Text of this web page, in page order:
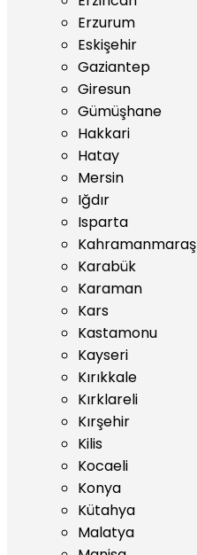
Erzurum
Eskişehir
Gaziantep
Giresun
Gümüşhane
Hakkari
Hatay
Mersin
Iğdır
Isparta
Kahramanmaraş
Karabük
Karaman
Kars
Kastamonu
Kayseri
Kırıkkale
Kırklareli
Kırşehir
Kilis
Kocaeli
Konya
Kütahya
Malatya